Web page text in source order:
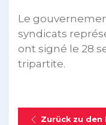
Le
syndicats
ont signé le 28
tripartite.
Zurück zu den